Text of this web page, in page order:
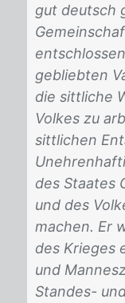
gut deutsch
gebliebten
die sittliche
Volkes zu
sittlichen
des Staates
und des
machen. Er
des Krieges
und
Standes-